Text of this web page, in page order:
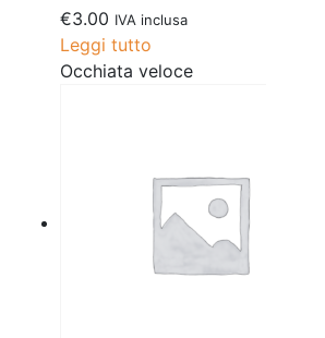
€3.00 IVA inclusa
Leggi tutto
Occhiata veloce